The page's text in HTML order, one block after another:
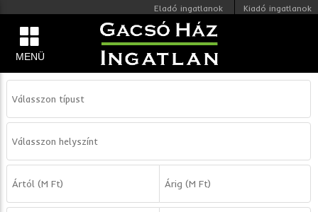
MENÜ
Eladó ingatlanok Kiadó ingatlanok